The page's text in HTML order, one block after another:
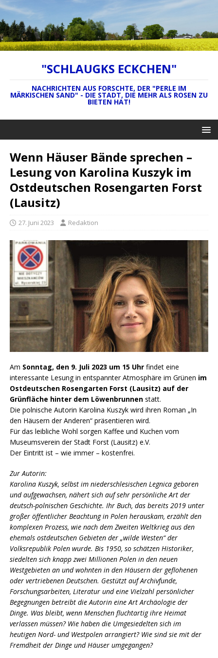
"SCHLAUGKS ECKCHEN"
NACHRICHTEN AUS FORSCHTE, DER "PERLE IM
MÄRKISCHEN SAND" - DIE STADT, DIE MEHR ALS ROSEN ZU
BIETEN HAT!
Wenn Häuser Bände sprechen –
Lesung von Karolina Kuszyk im
Ostdeutschen Rosengarten Forst
(Lausitz)
27. Juni 2023 Redaktion
Am Sonntag, den 9. Juli 2023 um 15 Uhr findet eine
interessante Lesung in entspannter Atmosphäre im Grünen im
Ostdeutschen Rosengarten Forst (Lausitz) auf der
Grünfläche hinter dem Löwenbrunnen statt.
Die polnische Autorin Karolina Kuszyk wird ihren Roman „In
den Häusern der Anderen“ präsentieren wird.
Für das leibliche Wohl sorgen Kaffee und Kuchen vom
Museumsverein der Stadt Forst (Lausitz) e.V.
Der Eintritt ist – wie immer – kostenfrei.
Zur Autorin:
Karolina Kuszyk, selbst im niederschlesischen Legnica geboren
undaufgewachsen, nähert sich auf sehr persönliche Art der
deutsch-polnischen Geschichte. Ihr Buch, das bereits 2019 unter
großer öffentlicher Beachtung in Polen herauskam, erzählt den
komplexen Prozess, wie nach dem Zweiten Weltkrieg aus den
ehemals ostdeutschen Gebieten der „wilde Westen“ der
Volksrepublik Polen wurde. Bis 1950, so schätzen Historiker,
siedelten sich knapp zwei Millionen Polen in den neuen
Westgebieten an und wohnten in den Häusern der geflohenen
oder vertriebenen Deutschen. Gestützt auf Archivfunde,
Forschungsarbeiten, Literatur und eine Vielzahl persönlicher
Begegnungen betreibt die Autorin eine Art Archäologie der
Dinge. Was bleibt, wenn Menschen fluchtartig ihre Heimat
verlassen müssen? Wie haben die Umgesiedelten sich im
heutigen Nord- und Westpolen arrangiert? Wie sind sie mit der
Fremdheit der Dinge und Häuser umgegangen?